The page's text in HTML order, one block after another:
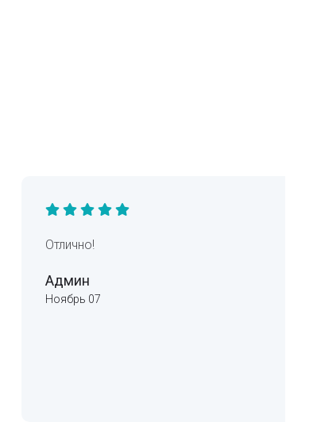
Отлично!
Админ
Ноябрь 07